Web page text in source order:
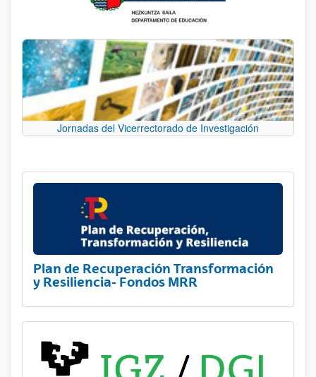
Jornadas del Vicerrectorado de Investigación
Plan de Recuperación Transformación
y Resiliencia- Fondos MRR